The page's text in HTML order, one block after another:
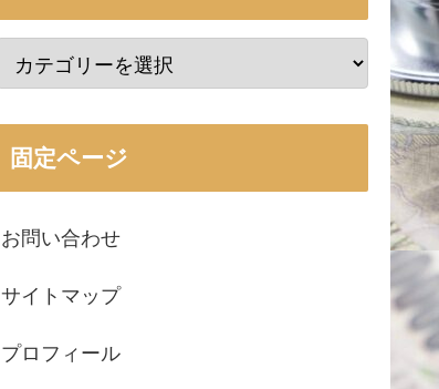
固定ページ
お問い合わせ
サイトマップ
プロフィール